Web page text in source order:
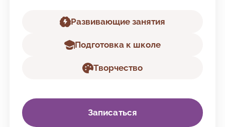
Развивающие занятия
Подготовка к школе
Творчество
Записаться